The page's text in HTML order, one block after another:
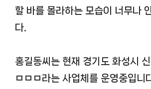
할 바를 몰라하는 모습이 너무나
다.
홍길동씨는 현재 경기도 화성시
ㅁㅁㅁ라는 사업체를 운영중입니